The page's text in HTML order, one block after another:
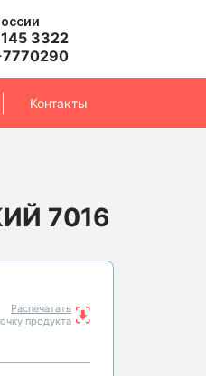
3322
Контакты
7016
Распечатать
продукта